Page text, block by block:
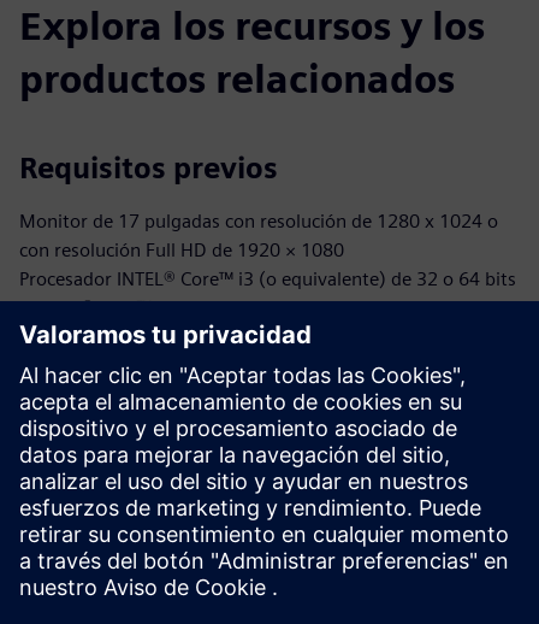
Explora los recursos y los
productos relacionados
Requisitos previos
Monitor de 17 pulgadas con resolución de 1280 x 1024 o
con resolución Full HD de 1920 × 1080
Procesador INTEL® Core™ i3 (o equivalente) de 32 o 64 bits
o INTEL® Core™ i7
Microsoft® Windows® 10 (soporte limitado para Windows
7 SP1 y Windows 8)
2 GB u 8 GB (o más) de RAM
Compatible con OpenGL®, NVIDIA® GeForce® GTX o AMD
Radeon™ RX
40 GB disponibles en el disco duro o en la SSD
Se necesita conexión a Internet para la gestión de licencias
basada en la nube